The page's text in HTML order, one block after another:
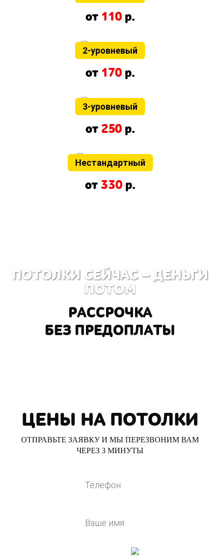
от 110р.
2-уровневый
от 170р.
3-уровневый
от 250р.
Нестандартный
от 330р.
ПОТОЛКИ СЕЙЧАС — ДЕНЬГИ
ПОТОМ
РАССРОЧКА
БЕЗ ПРЕДОПЛАТЫ
ЦЕНЫ НА ПОТОЛКИ
ОТПРАВЬТЕ ЗАЯВКУ И МЫ ПЕРЕЗВОНИМ ВАМ
ЧЕРЕЗ 3 МИНУТЫ